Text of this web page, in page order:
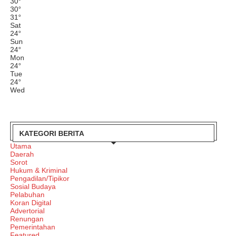
30°
31 °
Sat
24°
Sun
24°
Mon
24°
Tue
24°
Wed
KATEGORI BERITA
Utama
Daerah
Sorot
Hukum & Kriminal
Pengadilan/Tipikor
Sosial Budaya
Pelabuhan
Koran Digital
Advertorial
Renungan
Pemerintahan